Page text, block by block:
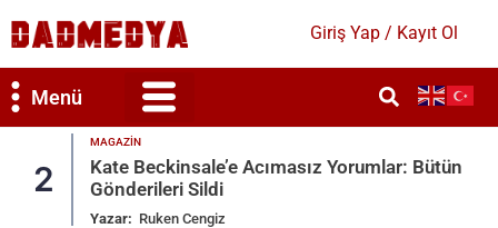
Giriş Yap / Kayıt Ol
Menü
2
MAGAZIN
Kate Beckinsale’e Acımasız Yorumlar: Bütün
Gönderileri Sildi
Yazar: Ruken Cengiz